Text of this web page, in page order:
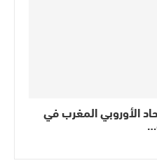
الأوروبي المغرب في